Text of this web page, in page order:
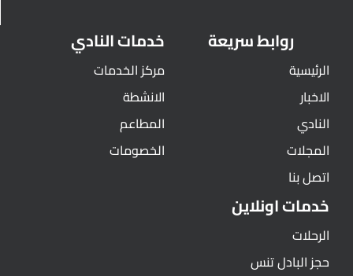
روابط سريعة
الرئيسية
الاخبار
النادي
المجلات
اتصل بنا
خدمات النادي
مركز الخدمات
الانشطة
المطاعم
الخصومات
خدمات اونلاين
الرحلات
حجز البادل تنس